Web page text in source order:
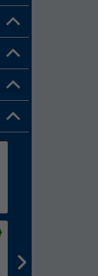
Sendung ins Ausland
zügig.